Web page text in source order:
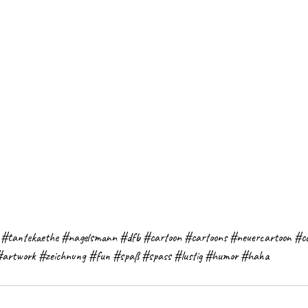
#tantekaethe #nagelsmann #dfb #cartoon #cartoons #neuercartoon
#zeichnung #fun #spaß #spass #lustig #humor #haha